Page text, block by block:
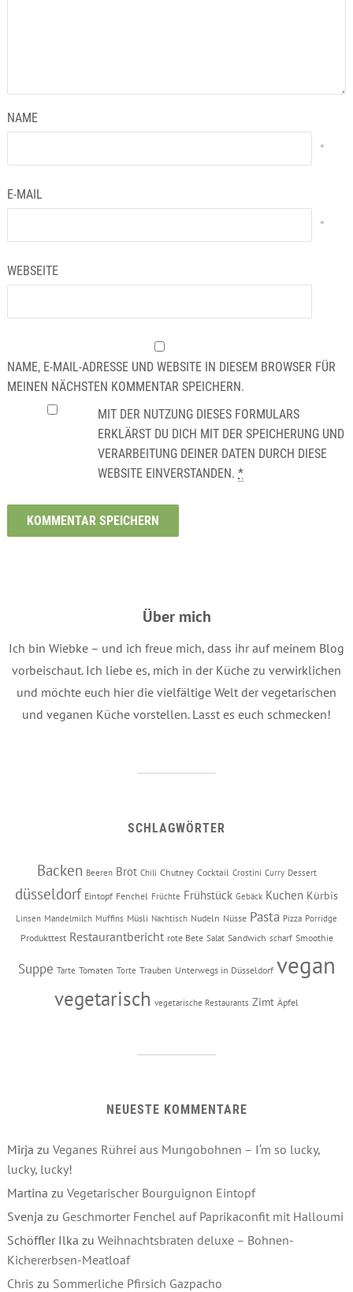
NAME
*
E-MAIL
*
WEBSEITE
NAME, E-MAIL-ADRESSE UND WEBSITE IN DIESEM BROWSER FÜR
MEINEN NÄCHSTEN KOMMENTAR SPEICHERN.
MIT DER NUTZUNG DIESES FORMULARS
ERKLÄRST DU DICH MIT DER SPEICHERUNG UND
VERARBEITUNG DEINER DATEN DURCH DIESE
WEBSITE EINVERSTANDEN.*
Über mich
Ich bin Wiebke – und ich freue mich, dass ihr auf meinem Blog
vorbeischaut. Ich liebe es, mich in der Küche zu verwirklichen
und möchte euch hier die vielfältige Welt der vegetarischen
und veganen Küche vorstellen. Lasst es euch schmecken!
SCHLAGWÖRTER
Backen Beeren Brot Chili Chutney Cocktail Crostini Curry Dessert
düsseldorf Eintopf Fenchel Früchte Frühstück Gebäck Kuchen Kürbis
Linsen Mandelmilch Muffins Müsli Nachtisch Nudeln Nüsse Pasta Pizza Porridge
Produkttest Restaurantbericht rote Bete Salat Sandwich scharf Smoothie
Suppe Tarte Tomaten Torte Trauben Unterwegs in Düsseldorf vegan
vegetarisch vegetarische Restaurants Zimt Äpfel
NEUESTE KOMMENTARE
Mirja zu Veganes Rührei aus Mungobohnen – I‘m so lucky,
lucky, lucky!
Martina zu Vegetarischer Bourguignon Eintopf
Svenja zu Geschmorter Fenchel auf Paprikaconfit mit Halloumi
Schöffler Ilka zu Weihnachtsbraten deluxe – Bohnen-
Kichererbsen-Meatloaf
Chris zu Sommerliche Pfirsich Gazpacho